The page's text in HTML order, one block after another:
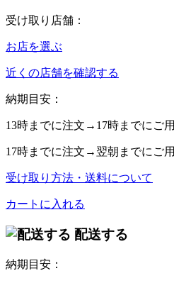
受け取り店舗：
お店を選ぶ
近くの店舗を確認する
納期目安：
13時までに注文→ 17時までにご
17時までに注文→ 翌朝 までにご
受け取り方法・送料について
カートに入れる
配送する
納期目安：